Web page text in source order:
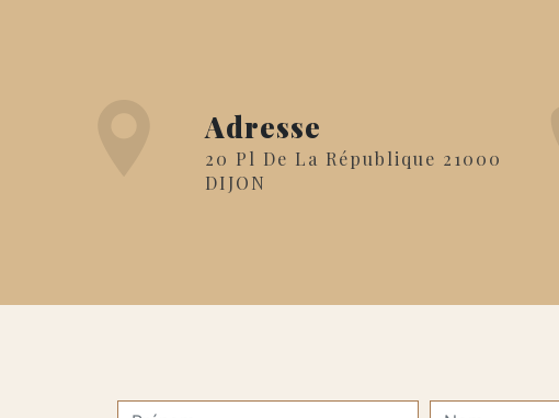
Adresse
20 Pl De La République 21000
DIJON